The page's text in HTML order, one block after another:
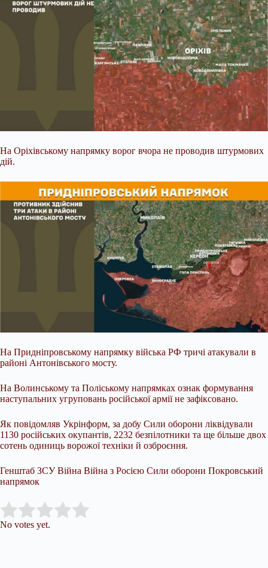
На Оріхівському напрямку ворог вчора не проводив штурмових
дій.
На Придніпровському напрямку війська РФ тричі атакували в
районі Антонівського мосту.
На Волинському та Поліському напрямках ознак формування
наступальних угруповань російської армії не зафіксовано.
Як повідомляв Укрінформ, за добу Сили оборони ліквідували
1130 російських окупантів, 2232 безпілотники та ще більше двох
сотень одиниць ворожої техніки й озброєння.
Генштаб ЗСУ Війна Війна з Росією Сили оборони Покровський
напрямок
Rate this item:
No votes yet.